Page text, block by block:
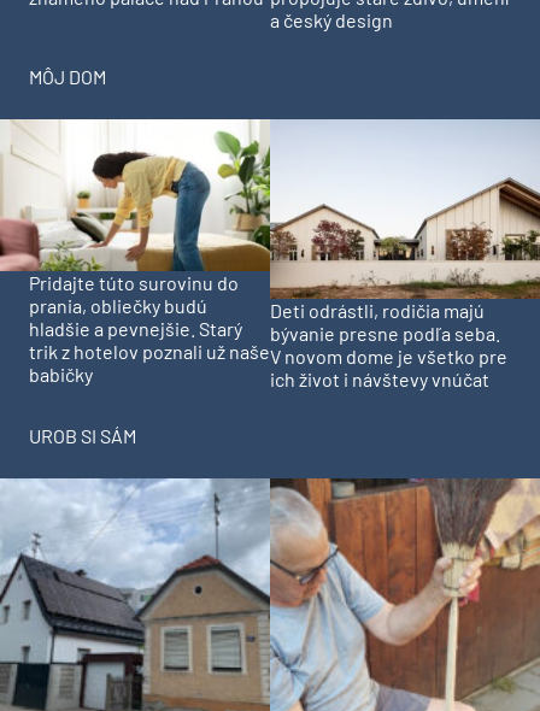
a český design
MÔJ DOM
Pridajte túto surovinu do
prania, obliečky budú
hladšie a pevnejšie. Starý
trik z hotelov poznali už naše
babičky
Deti odrástli, rodičia majú
bývanie presne podľa seba.
V novom dome je všetko pre
ich život i návštevy vnúčat
UROB SI SÁM